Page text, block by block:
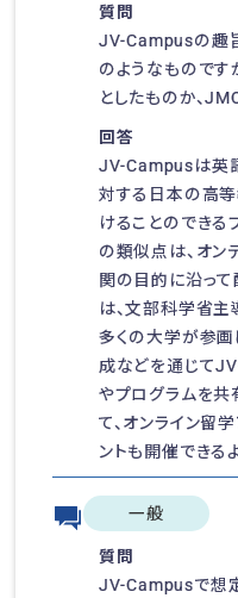
質問
JV-Campusの趣
のようなものです
としたものか、
回答
JV-Campusは英
対する日本の高
けることのできる
の類似点は、オン
関の目的に沿って
は、文部科学省主
多くの大学が参画
成などを通じて
やプログラムを共
て、オンライン留
ントも開催できる
一般
質問
JV-Campusで想